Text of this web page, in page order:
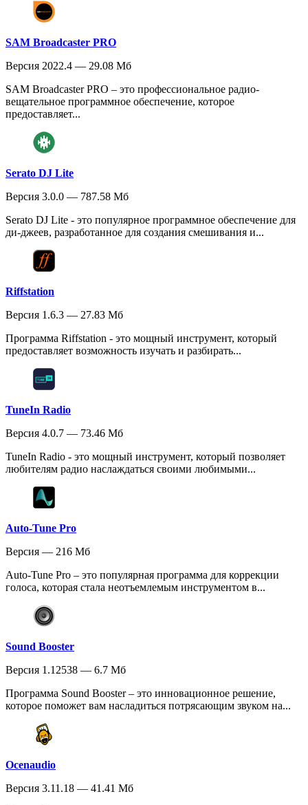
SAM Broadcaster PRO
Версия 2022.4 — 29.08 Мб
SAM Broadcaster PRO – это профессиональное радио-
вещательное программное обеспечение, которое
предоставляет...
Serato DJ Lite
Версия 3.0.0 — 787.58 Мб
Serato DJ Lite - это популярное программное обеспечение для
ди-джеев, разработанное для создания смешивания и...
Riffstation
Версия 1.6.3 — 27.83 Мб
Программа Riffstation - это мощный инструмент, который
предоставляет возможность изучать и разбирать...
TuneIn Radio
Версия 4.0.7 — 73.46 Мб
TuneIn Radio - это мощный инструмент, который позволяет
любителям радио наслаждаться своими любимыми...
Auto-Tune Pro
Версия — 216 Мб
Auto-Tune Pro – это популярная программа для коррекции
голоса, которая стала неотъемлемым инструментом в...
Sound Booster
Версия 1.12538 — 6.7 Мб
Программа Sound Booster – это инновационное решение,
которое поможет вам насладиться потрясающим звуком на...
Ocenaudio
Версия 3.11.18 — 41.41 Мб